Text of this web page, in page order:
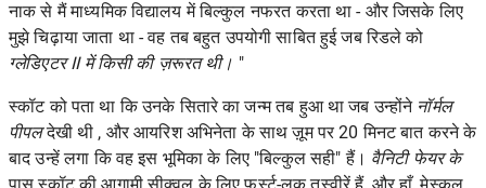
नाक से मैं माध्यमिक विद्यालय में बिल्कुल नफरत करता था - और जिसके लिए
मुझे चिढ़ाया जाता था - वह तब बहुत उपयोगी साबित हुई जब रिडले को
ग्लेडिएटर II में किसी की ज़रूरत थी। "
स्कॉट को पता था कि उनके सितारे का जन्म तब हुआ था जब उन्होंने नॉर्मल
पीपल देखी थी , और आयरिश अभिनेता के साथ ज़ूम पर 20 मिनट बात करने के
बाद उन्हें लगा कि वह इस भूमिका के लिए "बिल्कुल सही" हैं। वैनिटी फेयर के